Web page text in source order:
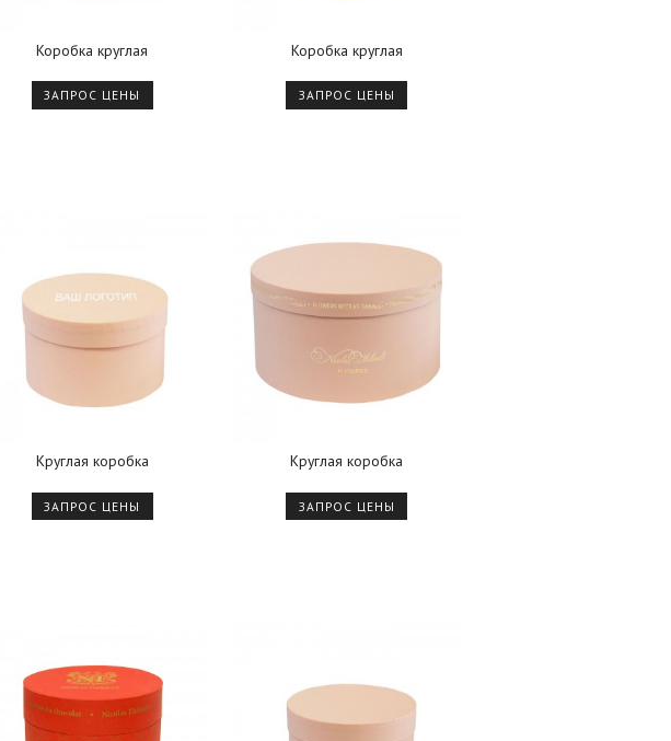
Коробка круглая
ЗАПРОС ЦЕНЫ
Коробка круглая
ЗАПРОС ЦЕНЫ
Круглая коробка
ЗАПРОС ЦЕНЫ
Круглая коробка
ЗАПРОС ЦЕНЫ